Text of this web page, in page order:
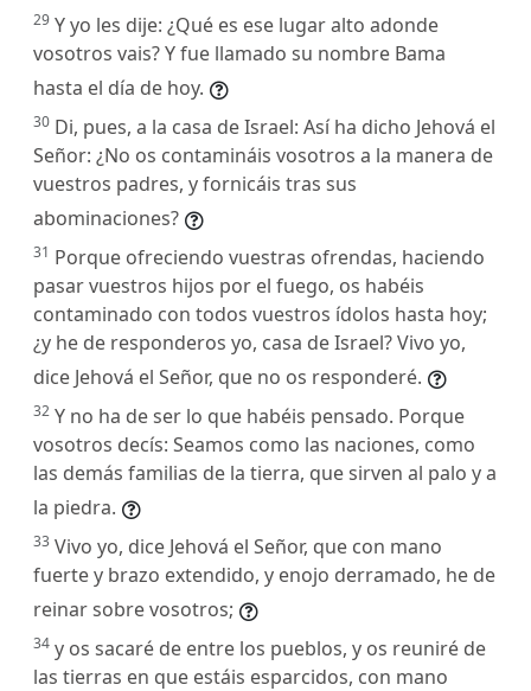
29 Y yo les dije: ¿Qué es ese lugar alto adonde
vosotros vais? Y fue llamado su nombre Bama
hasta el día de hoy.
30 Di, pues, a la casa de Israel: Así ha dicho Jehová el
Señor: ¿No os contamináis vosotros a la manera de
vuestros padres, y fornicáis tras sus
abominaciones?
31 Porque ofreciendo vuestras ofrendas, haciendo
pasar vuestros hijos por el fuego, os habéis
contaminado con todos vuestros ídolos hasta hoy;
¿y he de responderos yo, casa de Israel? Vivo yo,
dice Jehová el Señor, que no os responderé.
32 Y no ha de ser lo que habéis pensado. Porque
vosotros decís: Seamos como las naciones, como
las demás familias de la tierra, que sirven al palo y a
la piedra.
33 Vivo yo, dice Jehová el Señor, que con mano
fuerte y brazo extendido, y enojo derramado, he de
reinar sobre vosotros;
34 y os sacaré de entre los pueblos, y os reuniré de
las tierras en que estáis esparcidos, con mano